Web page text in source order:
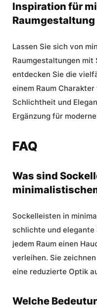
Inspiration für
Raumgestaltung
Lassen Sie sich von
Raumgestaltungen
entdecken Sie die
einem Raum
Schlichtheit und
Ergänzung für
FAQ
Was sind
Sockelleisten in
schlichte und elegante
jedem Raum einen
verleihen. Sie
eine reduzierte Optik
Welche